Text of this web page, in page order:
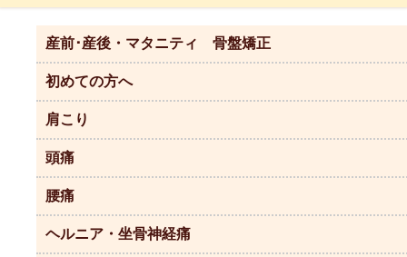
産前･産後・マタニティ 骨盤矯正
初めての方へ
肩こり
頭痛
腰痛
ヘルニア・坐骨神経痛